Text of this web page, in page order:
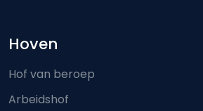
Hoven
Hof van beroep
Arbeidshof